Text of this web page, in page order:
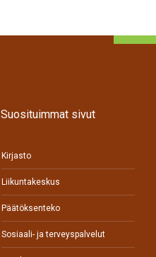
Suosituimmat sivut
Kirjasto
Liikuntakeskus
Päätöksenteko
Sosiaali- ja terveyspalvelut